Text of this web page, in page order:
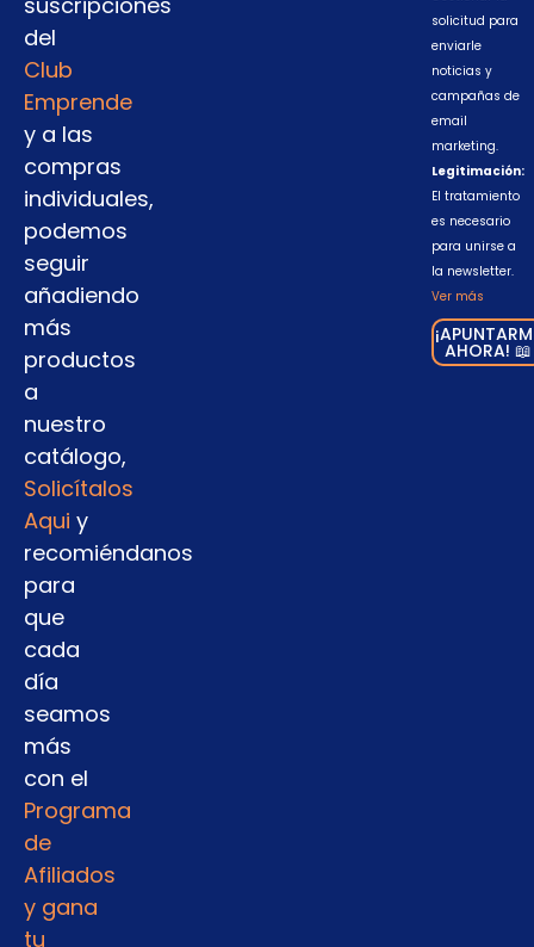
del
Club
Emprende
y a las
compras
individuales,
podemos
seguir
añadiendo
más
productos
a
nuestro
catálogo,
Solicítalos
Aqui y
recomiéndanos
para
que
cada
día
seamos
más
con el
Programa
de
Afiliados
y gana
tu
solicitud para
enviarle
noticias y
campañas de
email
marketing.
Legitimación:
El tratamiento
es necesario
para unirse a
la newsletter.
Ver más
AHORA! 📖